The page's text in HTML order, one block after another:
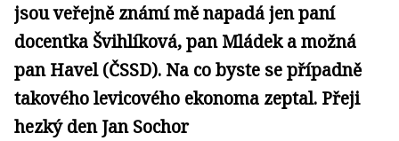
jsou veřejně známí mě napadá jen paní
docentka Švihlíková, pan Mládek a možná
pan Havel (ČSSD). Na co byste se případně
takového levicového ekonoma zeptal. Přeji
hezký den Jan Sochor